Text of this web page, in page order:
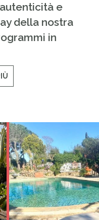
e
della nostra
in